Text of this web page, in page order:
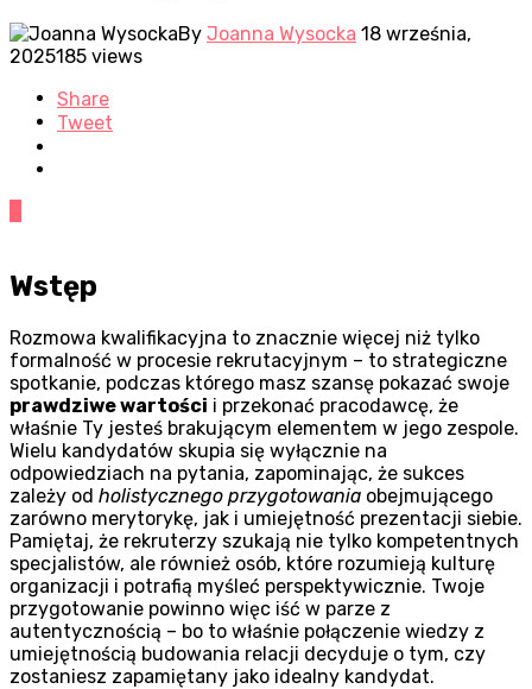
By Joanna Wysocka 18 września,
2025185 views
Share
Tweet
Wstęp
Rozmowa kwalifikacyjna to znacznie więcej niż tylko
formalność w procesie rekrutacyjnym – to strategiczne
spotkanie, podczas którego masz szansę pokazać swoje
prawdziwe wartości i przekonać pracodawcę, że
właśnie Ty jesteś brakującym elementem w jego zespole.
Wielu kandydatów skupia się wyłącznie na
odpowiedziach na pytania, zapominając, że sukces
zależy od holistycznego przygotowania obejmującego
zarówno merytorykę, jak i umiejętność prezentacji siebie.
Pamiętaj, że rekruterzy szukają nie tylko kompetentnych
specjalistów, ale również osób, które rozumieją kulturę
organizacji i potrafią myśleć perspektywicznie. Twoje
przygotowanie powinno więc iść w parze z
autentycznością – bo to właśnie połączenie wiedzy z
umiejętnością budowania relacji decyduje o tym, czy
zostaniesz zapamiętany jako idealny kandydat.